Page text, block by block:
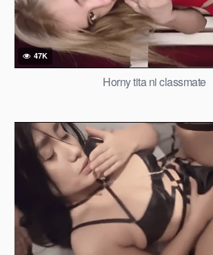
47K
Horny tita ni classmate